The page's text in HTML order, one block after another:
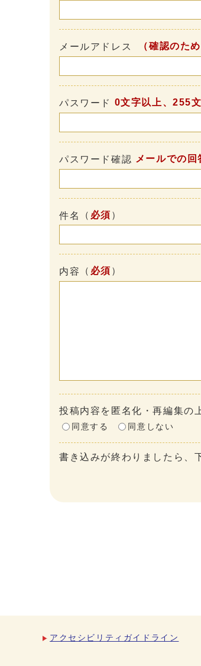
メールアドレス （確認のた
パスワード 0文字以上、255
パスワード確認 メールでの
件名 （ 必須 ）
内容 （ 必須 ）
投稿内容を匿名化・再編集の
同意する 同意しない
書き込みが終わりましたら、
アクセシビリティガイドライン